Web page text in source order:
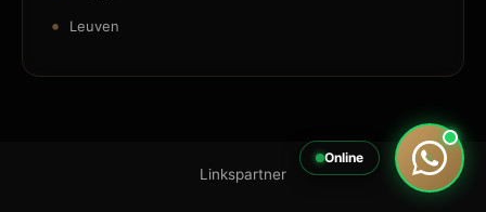
Leuven
Linkspartner
Online